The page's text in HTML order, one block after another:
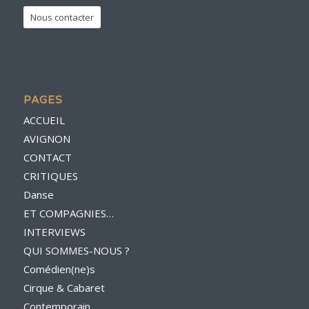
Nous contacter
PAGES
ACCUEIL
AVIGNON
CONTACT
CRITIQUES
Danse
ET COMPAGNIES…
INTERVIEWS
QUI SOMMES-NOUS ?
Comédien(ne)s
Cirque & Cabaret